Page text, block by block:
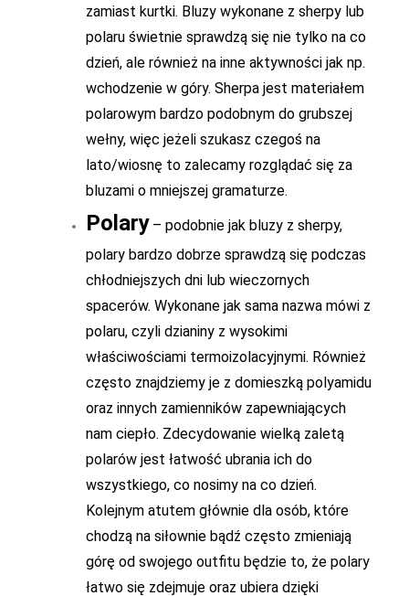
zamiast kurtki. Bluzy wykonane z sherpy lub
polaru świetnie sprawdzą się nie tylko na co
dzień, ale również na inne aktywności jak np.
wchodzenie w góry. Sherpa jest materiałem
polarowym bardzo podobnym do grubszej
wełny, więc jeżeli szukasz czegoś na
lato/wiosnę to zalecamy rozglądać się za
bluzami o mniejszej gramaturze.
Polary – podobnie jak bluzy z sherpy,
polary bardzo dobrze sprawdzą się podczas
chłodniejszych dni lub wieczornych
spacerów. Wykonane jak sama nazwa mówi z
polaru, czyli dzianiny z wysokimi
właściwościami termoizolacyjnymi. Również
często znajdziemy je z domieszką polyamidu
oraz innych zamienników zapewniających
nam ciepło. Zdecydowanie wielką zaletą
polarów jest łatwość ubrania ich do
wszystkiego, co nosimy na co dzień.
Kolejnym atutem głównie dla osób, które
chodzą na siłownie bądź często zmieniają
górę od swojego outfitu będzie to, że polary
łatwo się zdejmuje oraz ubiera dzięki